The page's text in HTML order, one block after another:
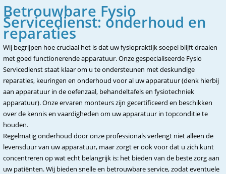
Betrouwbare Fysio
Servicedienst: onderhoud en
reparaties
Wij begrijpen hoe cruciaal het is dat uw fysiopraktijk soepel blijft draaien
met goed functionerende apparatuur. Onze gespecialiseerde Fysio
Servicedienst staat klaar om u te ondersteunen met deskundige
reparaties, keuringen en onderhoud voor al uw apparatuur (denk hierbij
aan apparatuur in de oefenzaal, behandeltafels en fysiotechniek
apparatuur). Onze ervaren monteurs zijn gecertificeerd en beschikken
over de kennis en vaardigheden om uw apparatuur in topconditie te
houden.
Regelmatig onderhoud door onze professionals verlengt niet alleen de
levensduur van uw apparatuur, maar zorgt er ook voor dat u zich kunt
concentreren op wat echt belangrijk is: het bieden van de beste zorg aan
uw patiënten. Wij bieden snelle en betrouwbare service, zodat eventuele